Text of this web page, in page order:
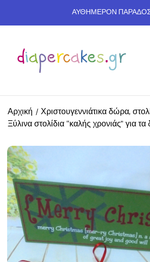
ΑΥΘΗΜΕΡΟΝ
Αρχική
Χριστουγεννιάτικα δώρα,
Ξύλινα στολίδια “καλής χρονιάς” για